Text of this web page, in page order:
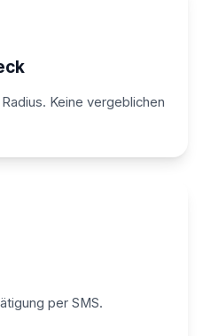
Keine vergeblichen
per SMS.